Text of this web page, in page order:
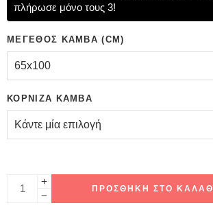
πλήρωσε μόνο τους 3!
ΜΈΓΕΘΟΣ ΚΑΜΒΆ (CM)
ΚΟΡΝΊΖΑ ΚΑΜΒΆ
ΠΡΟΣΘΉΚΗ ΣΤΟ ΚΑΛΆΘΙ